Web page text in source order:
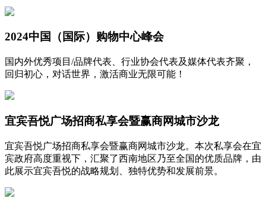
2024中国（国际）购物中心峰会
国内外优秀项目/品牌代表、行业协会代表及媒体代表齐聚，
回归初心，对话世界，激活商业无限可能！
宜宾吾悦广场招商私享会暨赢商网城市沙龙
宜宾吾悦广场招商私享会暨赢商网城市沙龙。本次私享会在宜
宾政府高度重视下，汇聚了西南地区乃至全国的优质品牌，由
此展示宜宾吾悦的战略规划、独特优势和发展前景。